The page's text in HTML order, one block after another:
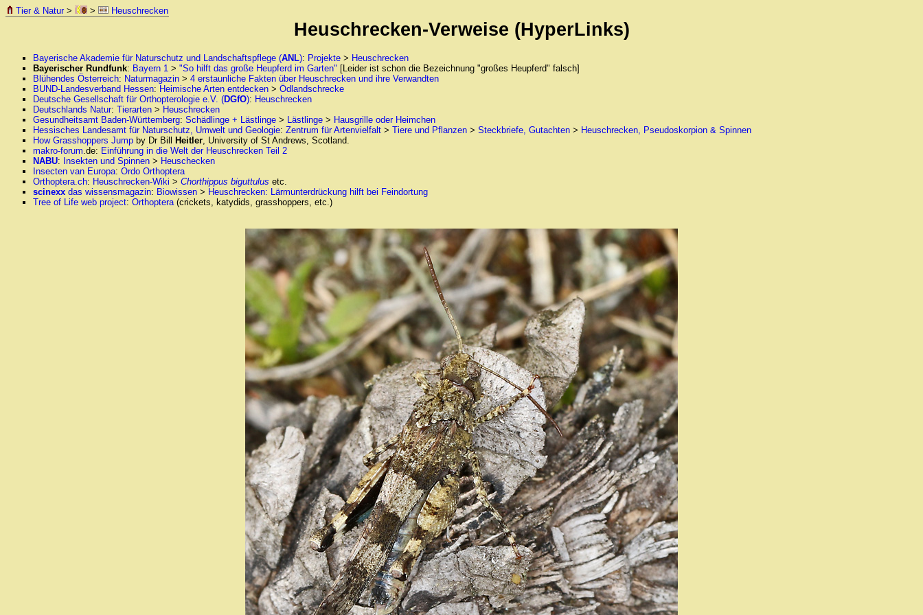
Tier & Natur> > Heuschrecken
Heuschrecken-Verweise (HyperLinks)
Bayerische Akademie für Naturschutz und Landschaftspflege (ANL): Projekte > Heuschrecken
Bayerischer Rundfunk: Bayern 1 > "So hilft das große Heupferd im Garten" [Leider ist schon die Bezeichnung "großes Heupferd" falsch]
Blühendes Österreich: Naturmagazin > 4 erstaunliche Fakten über Heuschrecken und ihre Verwandten
BUND-Landesverband Hessen: Heimische Arten entdecken > Ödlandschrecke
Deutsche Gesellschaft für Orthopterologie e.V. (DGfO): Heuschrecken
Deutschlands Natur: Tierarten > Heuschrecken
Gesundheitsamt Baden-Württemberg: Schädlinge + Lästlinge > Lästlinge > Hausgrille oder Heimchen
Hessisches Landesamt für Naturschutz, Umwelt und Geologie: Zentrum für Artenvielfalt > Tiere und Pflanzen > Steckbriefe, Gutachten > Heuschrecken, Pseudoskorpion & Spinnen
How Grasshoppers Jump by Dr Bill Heitler , University of St Andrews, Scotland.
makro-forum .de: Einführung in die Welt der Heuschrecken Teil 2
NABU: Insekten und Spinnen > Heuschecken
Insecten van Europa: Ordo Orthoptera
Orthoptera.ch: Heuschrecken-Wiki > Chorthippus biguttulus etc.
scinexx das wissensmagazin: Biowissen > Heuschrecken: Lärmunterdrückung hilft bei Feindortung
Tree of Life web project: Orthoptera (crickets, katydids, grasshoppers, etc.)